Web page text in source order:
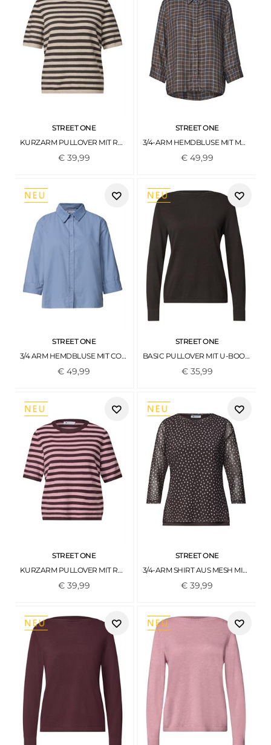
STREET ONE
KURZARM PULLOVER MIT RUNDHALS UND STREIFEN CLAY SAND MEL.
€ 39,99
STREET ONE
3/4-ARM HEMDBLUSE MIT MUSTER SILK BROWN
€ 49,99
STREET ONE
3/4 ARM HEMDBLUSE MIT CORDMIX NORTHERN BLUE
€49,99
STREET ONE
BASIC PULLOVER MIT U-BOOT-AUSSCHNITT BLACK COFFEE
€ 35,99
STREET ONE
KURZARM PULLOVER MIT RUNDHALS UND STREIFEN RUSTIC ROUGE MEL.
€ 39,99
STREET ONE
3/4-ARM SHIRT AUS MESH MIT PRINT BLACK COFFEE
€39,99